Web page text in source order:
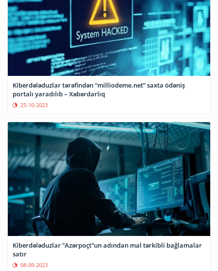
Kiberdələduzlar tərəfindən “milliodeme.net” saxta ödəniş
portalı yaradılıb – Xəbərdarlıq
25-10-2023
Kiberdələduzlar ”Azərpoçt”un adından mal tərkibli bağlamalar
satır
08-09-2023